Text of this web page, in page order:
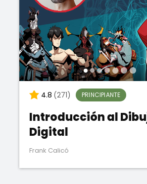
4.8 (271) PRINCIPIANTE
Introducción al
Digital
Frank Calicó